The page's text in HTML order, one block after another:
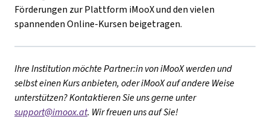
Förderungen zur Plattform iMooX und den vielen
spannenden Online-Kursen beigetragen.
Ihre Institution möchte Partner:in von iMooX werden und
selbst einen Kurs anbieten, oder iMooX auf andere Weise
unterstützen? Kontaktieren Sie uns gerne unter
support@imoox.at. Wir freuen uns auf Sie!